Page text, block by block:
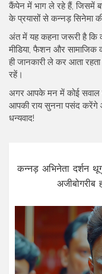
कैंपेन में भाग ले रहे हैं, जिसमें
के प्रयासों से कन्नड़ सिनेमा
अंत में यह कहना जरूरी है कि
मीडिया, फैशन और सामाजिक
ही जानकारी ले कर आता
रहें।
अगर आपके मन में कोई सवाल
आपकी राय सुनना पसंद
धन्यवाद!
कन्नड़ अभिनेता दर्शन
अजीबोगरीब